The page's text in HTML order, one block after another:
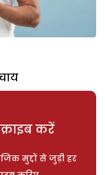
करें
मुद्दों से जुड़ी हर